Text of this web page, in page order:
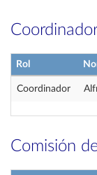
Rol
Coordinador
Comisión